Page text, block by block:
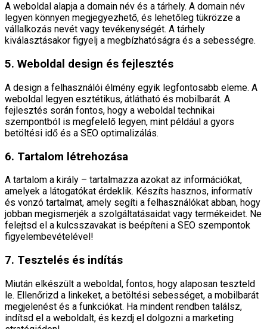
A weboldal alapja a domain név és a tárhely. A domain név
legyen könnyen megjegyezhető, és lehetőleg tükrözze a
vállalkozás nevét vagy tevékenységét. A tárhely
kiválasztásakor figyelj a megbízhatóságra és a sebességre.
5. Weboldal design és fejlesztés
A design a felhasználói élmény egyik legfontosabb eleme. A
weboldal legyen esztétikus, átlátható és mobilbarát. A
fejlesztés során fontos, hogy a weboldal technikai
szempontból is megfelelő legyen, mint például a gyors
betöltési idő és a SEO optimalizálás.
6. Tartalom létrehozása
A tartalom a király – tartalmazza azokat az információkat,
amelyek a látogatókat érdeklik. Készíts hasznos, informatív
és vonzó tartalmat, amely segíti a felhasználókat abban, hogy
jobban megismerjék a szolgáltatásaidat vagy termékeidet. Ne
felejtsd el a kulcsszavakat is beépíteni a SEO szempontok
figyelembevételével!
7. Tesztelés és indítás
Miután elkészült a weboldal, fontos, hogy alaposan teszteld
le. Ellenőrizd a linkeket, a betöltési sebességet, a mobilbarát
megjelenést és a funkciókat. Ha mindent rendben találsz,
indítsd el a weboldalt, és kezdj el dolgozni a marketing